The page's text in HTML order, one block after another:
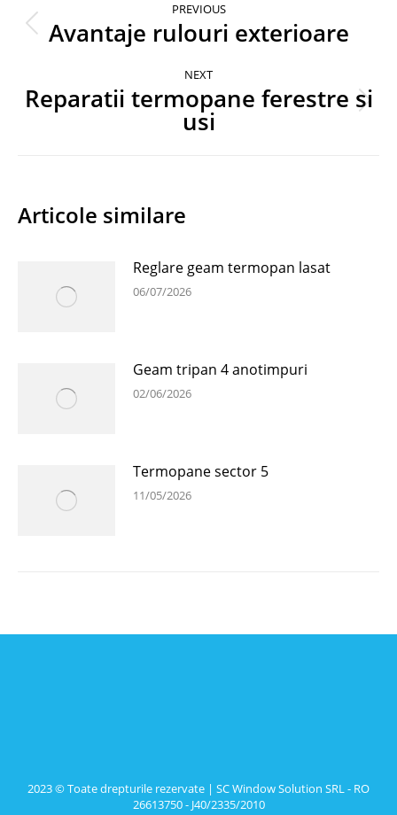
navigation
PREVIOUS
Previous
Avantaje rulouri exterioare
NEXT
Next
post:
Reparatii termopane ferestre si
usi
Articole similare
Reglare geam termopan lasat
06/07/2026
Geam tripan 4 anotimpuri
02/06/2026
Termopane sector 5
11/05/2026
2023 © Toate drepturile rezervate | SC Window Solution SRL - RO
26613750 - J40/2335/2010